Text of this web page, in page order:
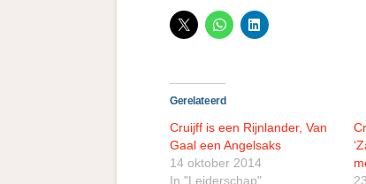
Gerelateerd
Cruijff is een Rijnlander, Van
Gaal een Angelsaks
14 oktober 2014
In "Leiderschap"